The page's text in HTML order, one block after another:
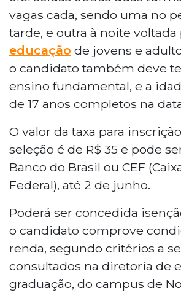
vagas cada, sendo uma no
tarde, e outra à noite voltada
educação de jovens e
o candidato também deve
ensino fundamental, e a
de 17 anos completos na
O valor da taxa para
seleção é de R$ 35 e pode
Banco do Brasil ou CEF
Federal), até 2 de junho.
Poderá ser concedida
o candidato comprove
renda, segundo critérios a
consultados na diretoria de
graduação, do campus de